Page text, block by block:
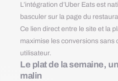
L’intégration d’Uber Eats est
basculer sur la page du
Ce lien direct entre le site et la
maximise les conversions sans
utilisateur.
Le plat de la semaine,
malin